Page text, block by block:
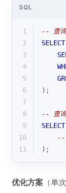
SQL
1
-- 查询
2
SELECT
3
4
5
6
);
7
8
-- 查询
9
SELECT
10
--
11
);
优化方案 （单